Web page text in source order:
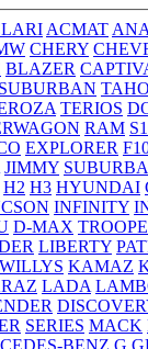
ACMAT
CHERY
BLAZER
SUBURBAN
TERIOS
RAM
EXPLORER
JIMMY
H2 H3 HYUNDAI
INFINITY
D-MAX
LIBERTY
WILLYS KAMAZ
LADA
SERIES MACK
BENZ G